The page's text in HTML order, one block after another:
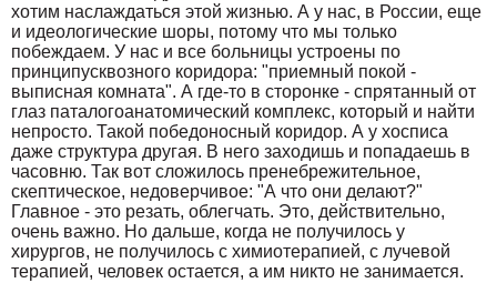
хотим наслаждаться этой жизнью. А у нас, в России, еще
и идеологические шоры, потому что мы только
побеждаем. У нас и все больницы устроены по
принципусквозного коридора: "приемный покой -
выписная комната". А где-то в сторонке - спрятанный от
глаз паталогоанатомический комплекс, который и найти
непросто. Такой победоносный коридор. А у хосписа
даже структура другая. В него заходишь и попадаешь в
часовню. Так вот сложилось пренебрежительное,
скептическое, недоверчивое: "А что они делают?"
Главное - это резать, облегчать. Это, действительно,
очень важно. Но дальше, когда не получилось у
хирургов, не получилось с химиотерапией, с лучевой
терапией, человек остается, а им никто не занимается.